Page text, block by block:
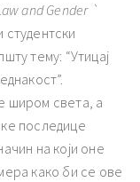
and Gender `
тему: “Утицај
широм света, а
последице
на који оне
како би се ове